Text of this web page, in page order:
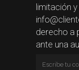
limitación
derecho a
ante una